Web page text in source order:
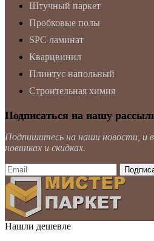
Штучный паркет
Пробковые полы
SPC ламинат
Кварцвинил
Плинтус напольный
Строительная химия
Подписаться на нашу
Подпишитесь на наши новости, и
новинках и скидках.
Нашли дешевле